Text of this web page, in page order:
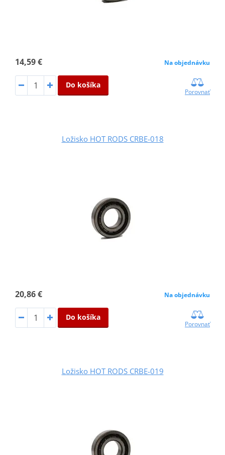
14,59 € Na objednávku
Do košíka
Porovnať
Ložisko HOT RODS CRBE-018
20,86 € Na objednávku
Do košíka
Porovnať
Ložisko HOT RODS CRBE-019